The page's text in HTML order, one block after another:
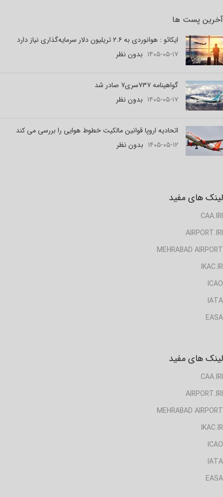
آخرین پست ها
ایکائو : هوانوردی به ۲.۶ تریلیون دلار سرمایه‌گذاری نیاز دارد
۱۴۰۵-۰۵-۱۷ بدون نظر
گواهینامه ۷۳۷سری۷ صادر شد
۱۴۰۵-۰۵-۱۷ بدون نظر
اتحادیه اروپا قوانین مالکیت خطوط هوایی را بررسی می کند
۱۴۰۵-۰۵-۱۲ بدون نظر
لینک های مفید
CAA.IRI
AIRPORT.IRI
MEHRABAD AIRPORT
IKAC.IR
ICAO
IATA
EASA
لینک های مفید
CAA.IRI
AIRPORT.IRI
MEHRABAD AIRPORT
IKAC.IR
ICAO
IATA
EASA